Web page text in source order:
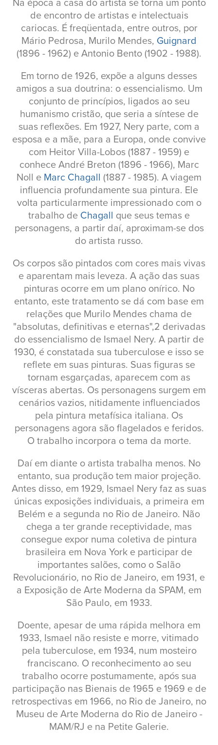
Na época a casa do artista se torna um ponto
de encontro de artistas e intelectuais
cariocas. É freqüentada, entre outros, por
Mário Pedrosa, Murilo Mendes, Guignard
(1896 - 1962) e Antonio Bento (1902 - 1988).
Em torno de 1926, expõe a alguns desses
amigos a sua doutrina: o essencialismo. Um
conjunto de princípios, ligados ao seu
humanismo cristão, que seria a síntese de
suas reflexões. Em 1927, Nery parte, com a
esposa e a mãe, para a Europa, onde convive
com Heitor Villa-Lobos (1887 - 1959) e
conhece André Breton (1896 - 1966), Marc
Noll e Marc Chagall (1887 - 1985). A viagem
influencia profundamente sua pintura. Ele
volta particularmente impressionado com o
trabalho de Chagall que seus temas e
personagens, a partir daí, aproximam-se dos
do artista russo.
Os corpos são pintados com cores mais vivas
e aparentam mais leveza. A ação das suas
pinturas ocorre em um plano onírico. No
entanto, este tratamento se dá com base em
relações que Murilo Mendes chama de
"absolutas, definitivas e eternas",2 derivadas
do essencialismo de Ismael Nery. A partir de
1930, é constatada sua tuberculose e isso se
reflete em suas pinturas. Suas figuras se
tornam esgarçadas, aparecem com as
vísceras abertas. Os personagens surgem em
cenários vazios, nitidamente influenciados
pela pintura metafísica italiana. Os
personagens agora são flagelados e feridos.
O trabalho incorpora o tema da morte.
Daí em diante o artista trabalha menos. No
entanto, sua produção tem maior projeção.
Antes disso, em 1929, Ismael Nery faz as suas
únicas exposições individuais, a primeira em
Belém e a segunda no Rio de Janeiro. Não
chega a ter grande receptividade, mas
consegue expor numa coletiva de pintura
brasileira em Nova York e participar de
importantes salões, como o Salão
Revolucionário, no Rio de Janeiro, em 1931, e
a Exposição de Arte Moderna da SPAM, em
São Paulo, em 1933.
Doente, apesar de uma rápida melhora em
1933, Ismael não resiste e morre, vitimado
pela tuberculose, em 1934, num mosteiro
franciscano. O reconhecimento ao seu
trabalho ocorre postumamente, após sua
participação nas Bienais de 1965 e 1969 e de
retrospectivas em 1966, no Rio de Janeiro, no
Museu de Arte Moderna do Rio de Janeiro -
MAM/RJ e na Petite Galerie.